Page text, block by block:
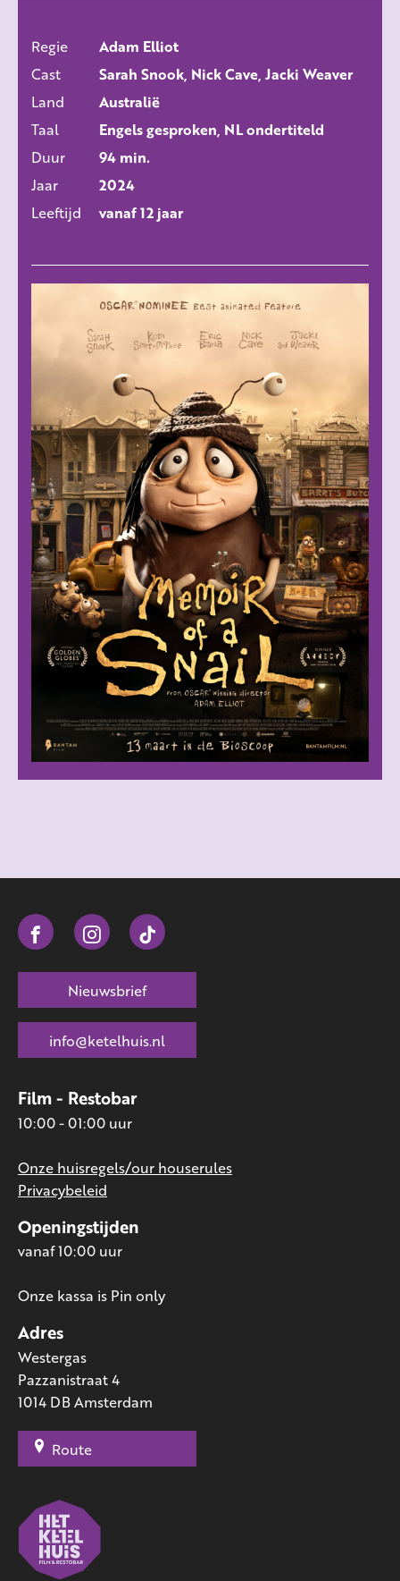
Regie
Adam Elliot
Cast
Sarah Snook, Nick Cave, Jacki Weaver
Land
Australië
Taal
Engels gesproken, NL ondertiteld
Duur
94 min.
Jaar
2024
Leeftijd
vanaf 12 jaar
Adres
Westergas
Pazzanistraat 4
1014 DB Amsterdam
Route
Openingstijden
vanaf 10:00 uur
Onze kassa is Pin only
Film - Restobar
10:00 - 01:00 uur
Onze huisregels/our houserules
Privacybeleid
Nieuwsbrief
info@ketelhuis.nl